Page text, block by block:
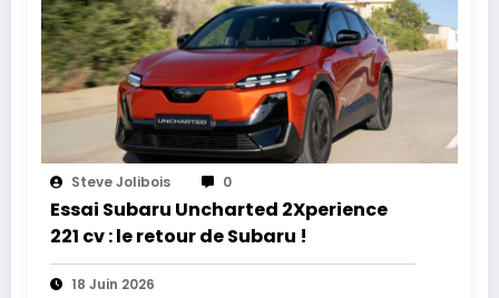
Steve Jolibois 0
Essai Subaru Uncharted 2Xperience
221 cv : le retour de Subaru !
18 Juin 2026